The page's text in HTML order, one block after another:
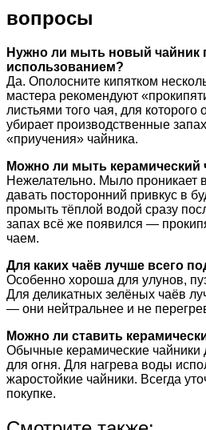
вопросы
Нужно ли мыть новый чайник
использованием?
Да. Ополосните кипятком
мастера рекомендуют
листьями того чая, для
убирает производственные
«приучения» чайника.
Можно ли мыть
Нежелательно. Мыло проникает
давать посторонний привкус в
промыть тёплой водой сразу
запах всё же появился —
чаем.
Для каких чаёв лучше всего
Особенно хороша для улунов,
Для деликатных зелёных чаёв
— они нейтральнее и не
Можно ли ставить
Обычные керамические
для огня. Для нагрева воды
жаростойкие чайники. Всегда
покупке.